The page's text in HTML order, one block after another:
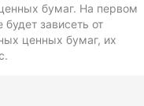
бумаг. На первом
зависеть от
ценных бумаг, их